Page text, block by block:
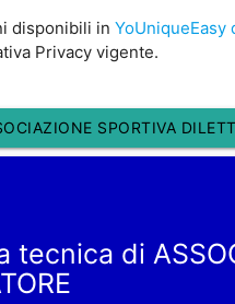
disponibili in YoUniqueEasy
Privacy vigente.
SPORTIVA
tecnica di